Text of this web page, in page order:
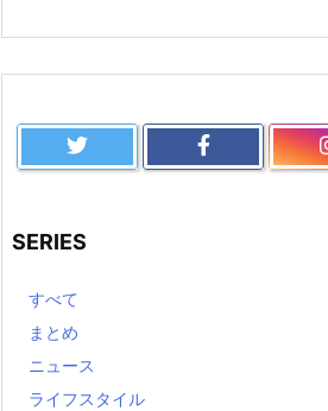
SERIES
すべて
まとめ
ニュース
ライフスタイル